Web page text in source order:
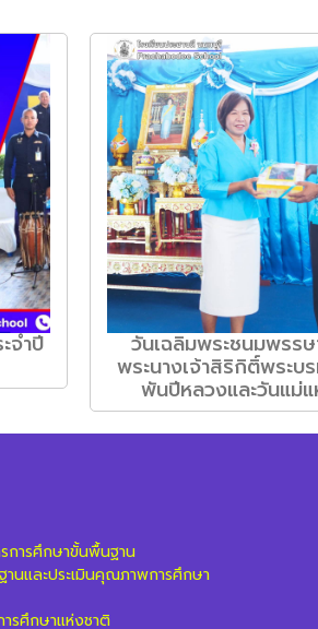
จำปี วันเฉลิมพระชนมพรร
พระนางเจ้าสิริกิติ์พระบ
พันปีหลวงและวันแม่
การศึกษาขั้นพื้นฐาน
นและประเมินคุณภาพการศึกษา
รศึกษาแห่งชาติ